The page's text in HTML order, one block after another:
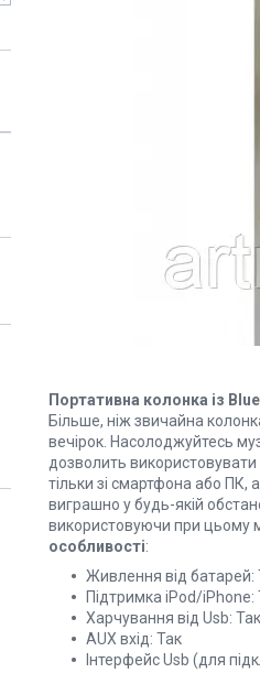
Портативна колонка із
Більше, ніж звичайна
вечірок. Насолоджуйтесь
дозволить
тільки зі смартфона або
виграшно у будь-якій
використовуючи при цьому
особливості:
Живлення від батарей:
Підтримка iPod/iPhone:
Харчування від Usb: Так
AUX вхід: Так
Інтерфейс Usb (для